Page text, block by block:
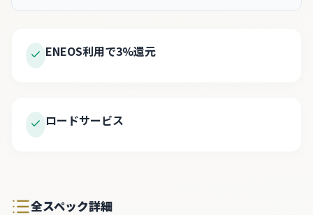
ENEOS利用で3%還元
ロードサービス
全スペック詳細